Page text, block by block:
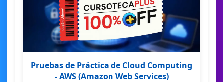
Pruebas de Práctica de Cloud Computing
- AWS (Amazon Web Services)